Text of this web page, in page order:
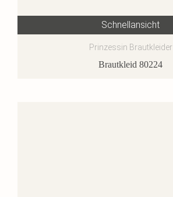
Schnellansicht
Prinzessin Brautkleider
Brautkleid 80224